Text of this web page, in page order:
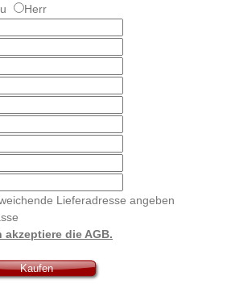
Herr
Lieferadresse angeben
akzeptiere die AGB.
Kaufen